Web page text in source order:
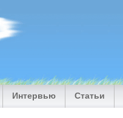
Интервью Статьи